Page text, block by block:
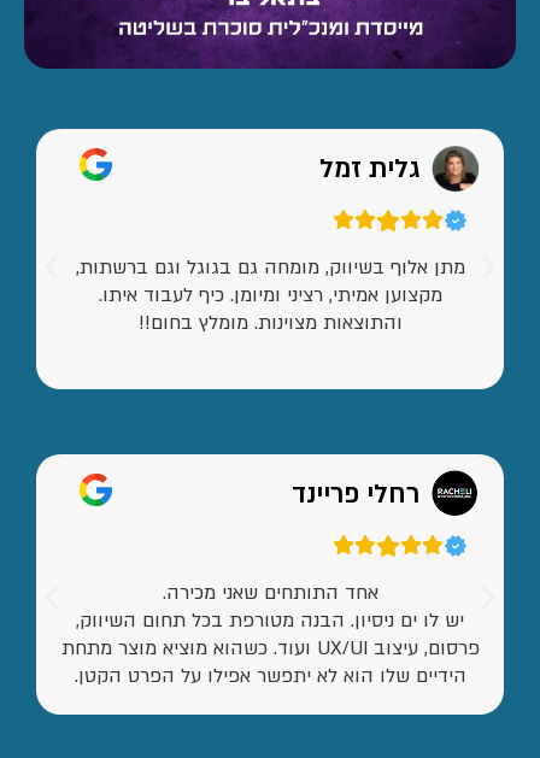
גלית זמל
מתן אלוף בשיווק, מומחה גם בגוגל וגם ברשתות,
מקצוען אמיתי, רציני ומיומן. כיף לעבוד איתו.
והתוצאות מצוינות. מומלץ בחום!!
רחלי פריינד
אחד התותחים שאני מכירה.
יש לו ים ניסיון. הבנה מטורפת בכל תחום השיווק,
פרסום, עיצוב UX/UI ועוד. כשהוא מוציא מוצר מתחת
הידיים שלו הוא לא יתפשר אפילו על הפרט הקטן.